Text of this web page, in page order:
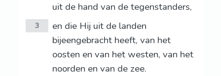
uit de hand van de tegenstanders,
3
en die Hij uit de landen
bijeengebracht heeft, van het
oosten en van het westen, van het
noorden en van de zee.